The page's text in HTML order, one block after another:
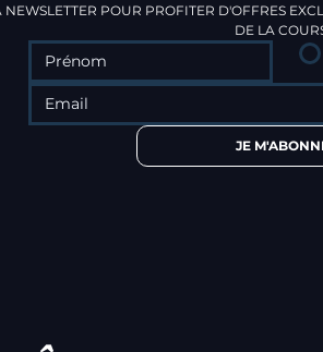
NEWSLETTER POUR PROFITER D'OFFRES
DE LA
JE